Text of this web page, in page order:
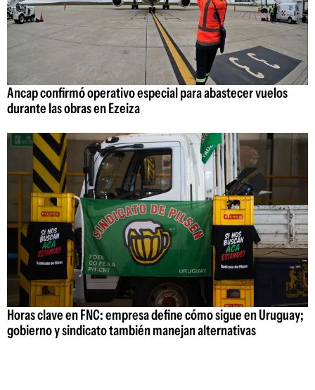
Ancap confirmó operativo especial para abastecer vuelos
durante las obras en Ezeiza
Horas clave en FNC: empresa define cómo sigue en Uruguay;
gobierno y sindicato también manejan alternativas